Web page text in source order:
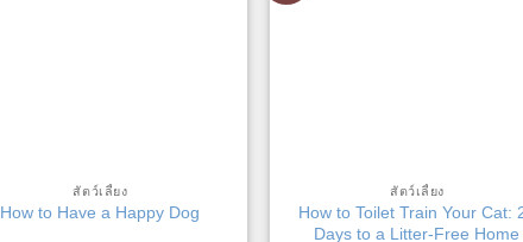
สัตว์เลี้ยง
How to Have a Happy Dog
สัตว์เลี้ยง
How to Toilet Train Your Cat:
Days to a Litter-Free Home